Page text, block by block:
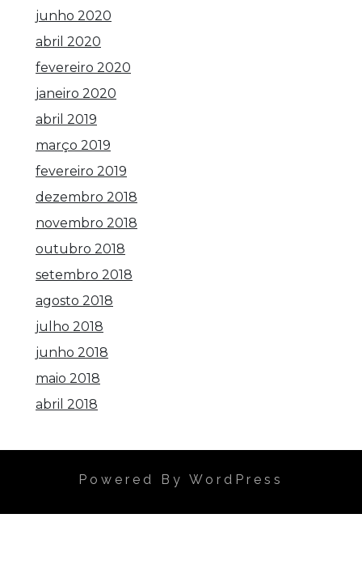
junho 2020
abril 2020
fevereiro 2020
janeiro 2020
abril 2019
março 2019
fevereiro 2019
dezembro 2018
novembro 2018
outubro 2018
setembro 2018
agosto 2018
julho 2018
junho 2018
maio 2018
abril 2018
Powered By WordPress